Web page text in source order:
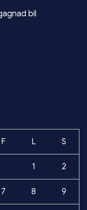
bil
F L S
1 2
7 8 9